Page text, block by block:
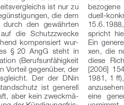
ist nur zu
die dem
durch  den  gewährten
die  Schutzzwecke
kompensiert  wur-
§ 20  AngG  steht  in
(Berufsunfähigkeit
Vorteil gegenüber, der
Der  der  DNin
ist  generell
aber kein zweckmä-
bezogene
duell-
spricht
Ein
xen,  die
diese
[2006]  154
1981, 1
eine